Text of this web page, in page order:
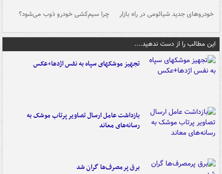
خودروهای جدید شیائومی در راه بازار چرا سیم‌کشی خودرو ذوب می‌شود؟
این مطالب را از دست ندهید....
تجهیز موشکهای سپاه به نفس اژدها+عکس
بازداشت عامل ارسال تصاویر پرتاب موشک به
رسانه‌های معاند
برق پرمصرف‌ها گران شد